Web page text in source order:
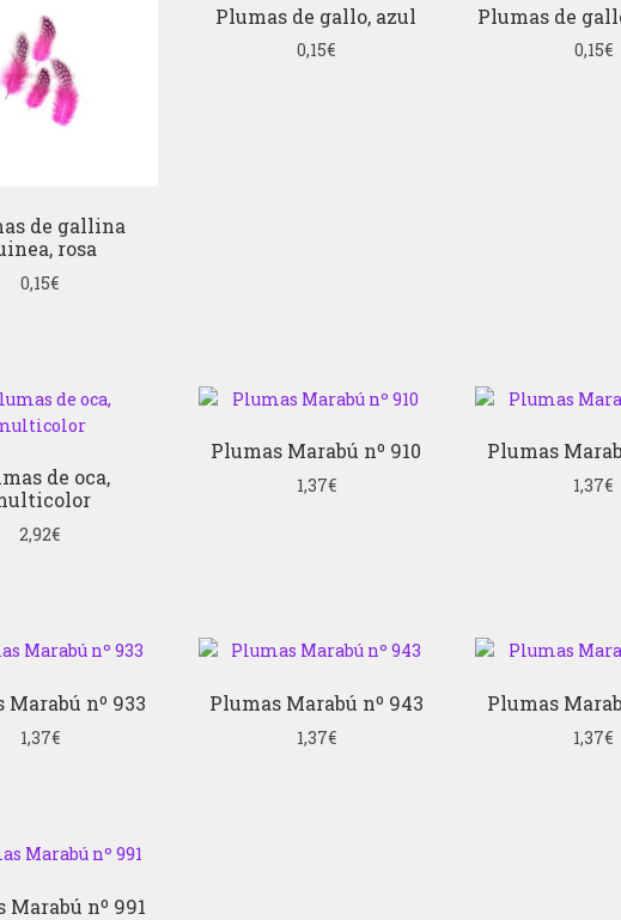
de gallina
rosa
0,15€
Plumas de gallo, azul
0,15€
Plumas de
0,15€
de oca,
2,92€
Plumas Marabú nº 910
1,37€
Plumas
1,37€
Marabú nº 933
1,37€
Plumas Marabú nº 943
1,37€
Plumas
1,37€
Marabú nº 991